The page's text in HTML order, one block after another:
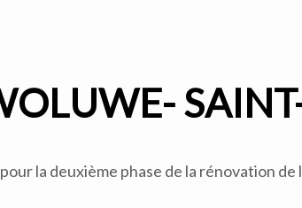
la deuxième phase de la rénovation